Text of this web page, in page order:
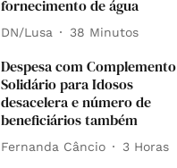
fornecimento de água
DN/Lusa 38 Minutos
Despesa com Complemento
Solidário para Idosos
desacelera e número de
beneficiários também
Fernanda Câncio 3 Horas